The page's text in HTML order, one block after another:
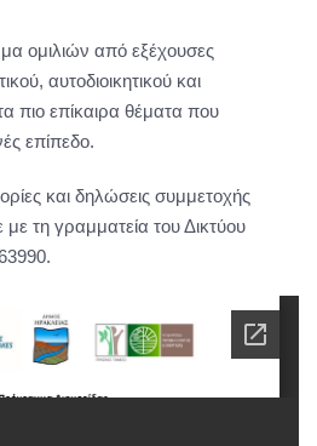
ομιλιών από εξέχουσες
αυτοδιοικητικού και
πιο επίκαιρα θέματα που
επίπεδο.
και δηλώσεις συμμετοχής
με τη γραμματεία του Δικτύου